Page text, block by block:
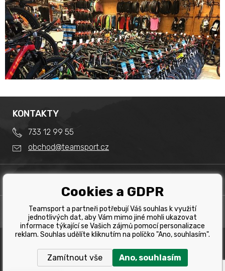
Obchodní podmínky
Splátkový prodej
Reklamace
Tabulka velikostí kol
Tabulka velikostí oblečení
PRODEJNA
Team Sport - Tomáš Binar
Dlouhá 1228/44C
Havířov
KONTAKTY
733 12 99 55
obchod@teamsport.cz
Copyright © 2019 Team Sport Havířov. Všechna pravá
vyhrazena.
Cookies a GDPR
Teamsport a partneři potřebují Váš souhlas k využití
jednotlivých dat, aby Vám mimo jiné mohli ukazovat
informace týkající se Vašich zájmů pomocí personalizace
reklam. Souhlas udělíte kliknutím na políčko "Ano, souhlasím".
Zamítnout vše Ano, souhlasím